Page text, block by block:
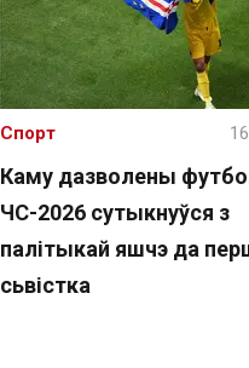
Каму дазволены
ЧС-2026 сутыкнуўся з
палітыкай яшчэ да
сьвістка
Спорт